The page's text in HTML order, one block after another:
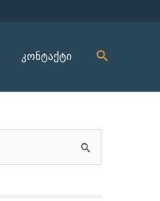
კონტაქტი